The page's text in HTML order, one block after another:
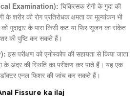
Examination): चिकित्सक रोगी के गुदा की
शरीर की रोग प्रतिरोधक क्षमता का मूल्यांकन भी
गुदाद्वार के पास किसी कट या फिर सूजन का संकेत
की पुष्टि कर सकते हैं।
इस परीक्षण को एनोस्कोप की सहायता से किया जाता
के अंदर की स्थिति का परीक्षण कर पाते हैं। यह एक
एनल फिशर की जांच कर सकते हैं।
Fissure ka ilaj